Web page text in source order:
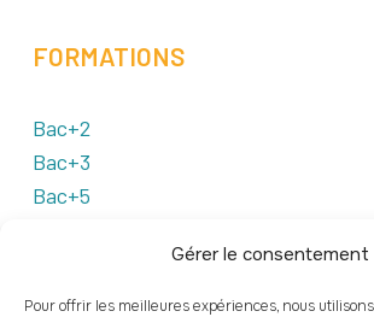
Gérer le consentement
Pour offrir les meilleures expériences, nous
FORMATIONS
Bac+2
Bac+3
Bac+5